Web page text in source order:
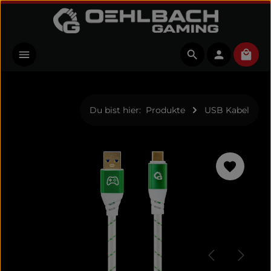
Zum Hauptinhalt springen
Du bist hier: Produkte USB Kabel